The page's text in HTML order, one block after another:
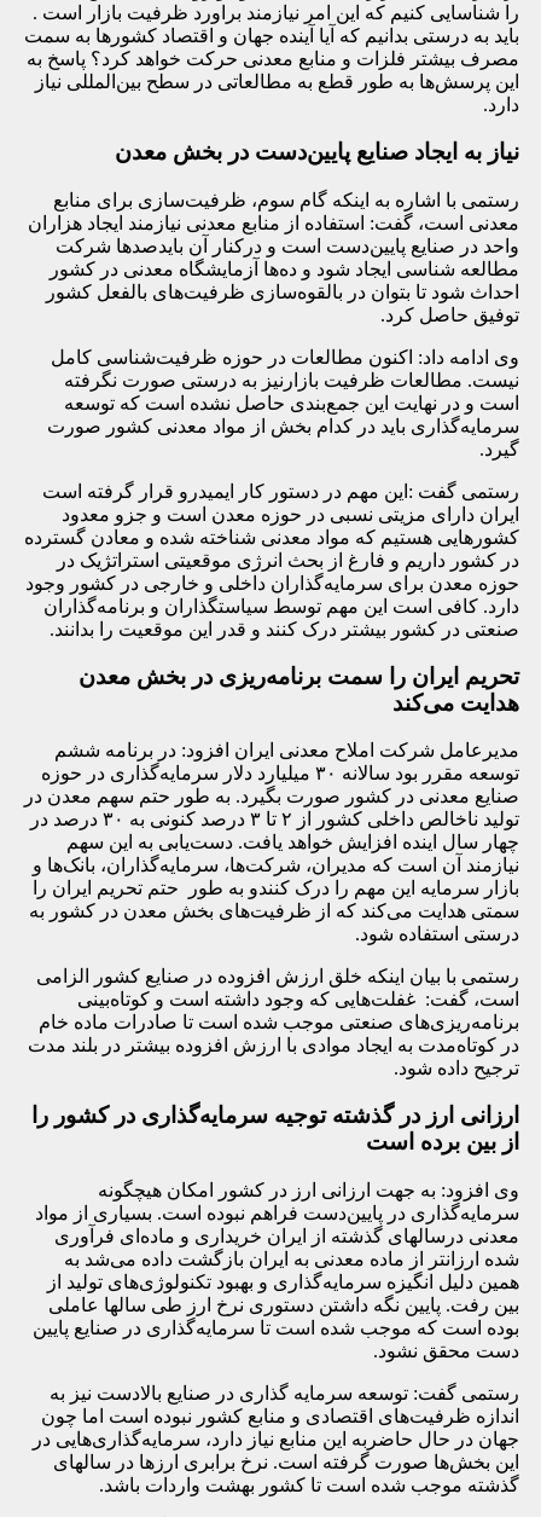
را شناسایی کنیم که این امر نیازمند براورد ظرفیت بازار است .
باید به درستی بدانیم که آیا آینده جهان و اقتصاد کشورها به سمت
مصرف بیشتر فلزات و منابع معدنی حرکت خواهد کرد؟ پاسخ به
این پرسش‌ها به طور قطع به مطالعاتی در سطح بین‌المللی نیاز
دارد.
نیاز به ایجاد صنایع پایین‌دست در بخش معدن
رستمی با اشاره به اینکه گام سوم، ظرفیت‌سازی برای منابع
معدنی است، گفت:‌ استفاده از منابع معدنی نیازمند ایجاد هزاران
واحد در صنایع پایین‌دست است و درکنار آن بایدصدها شرکت
مطالعه شناسی ایجاد شود و ده‌ها آزمایشگاه معدنی در کشور
احداث شود تا بتوان در بالقوه‌سازی ظرفیت‌های بالفعل کشور
توفیق حاصل کرد.
وی ادامه داد:‌ اکنون مطالعات در حوزه ظرفیت‌شناسی کامل
نیست. مطالعات ظرفیت بازارنیز به درستی صورت نگرفته
است و در نهایت این جمع‌بندی حاصل نشده است که توسعه
سرمایه‌گذاری باید در کدام بخش از مواد معدنی کشور صورت
گیرد.
رستمی گفت :‌این مهم در دستور کار ایمیدرو قرار گرفته است
ایران دارای مزیتی نسبی در حوزه معدن است و جزو معدود
کشورهایی هستیم که مواد معدنی شناخته شده و معادن گسترده
در کشور داریم و فارغ از بحث انرژی موقعیتی استراتژیک در
حوزه معدن برای سرمایه‌گذاران داخلی و خارجی در کشور وجود
دارد. کافی است این مهم توسط سیاستگذاران و برنامه‌گذاران
صنعتی در کشور بیشتر درک کنند و قدر این موقعیت را بدانند.
تحریم ایران را سمت برنامه‌ریزی در بخش معدن
هدایت می‌کند
مدیرعامل شرکت املاح معدنی ایران افزود: در برنامه ششم
توسعه مقرر بود سالانه ۳۰ میلیارد دلار سرمایه‌گذاری در حوزه
صنایع معدنی در کشور صورت بگیرد. به طور حتم سهم معدن در
تولید ناخالص داخلی کشور از ۲ تا ۳ درصد کنونی به ۳۰ درصد در
چهار سال اینده افزایش خواهد یافت. دست‌یابی به این سهم
نیازمند آن است که مدیران،‌ شرکت‌ها، سرمایه‌گذاران، بانک‌ها و
بازار سرمایه این مهم را درک کنندو به طور حتم تحریم ایران را
سمتی هدایت می‌کند که از ظرفیت‌های بخش معدن در کشور به
درستی استفاده شود.
رستمی با بیان اینکه خلق ارزش افزوده در صنایع کشور الزامی
است، گفت: غفلت‌هایی که وجود داشته است و کوتاه‌بینی
برنامه‌ریزی‌های صنعتی موجب شده است تا صادرات ماده خام
در کوتاه‌مدت به ایجاد موادی با ارزش افزوده بیشتر در بلند مدت
ترجیح داده شود.
ارزانی ارز در گذشته توجیه سرمایه‌گذاری در کشور را
از بین برده است
وی افزود: به جهت ارزانی ارز در کشور امکان هیچگونه
سرمایه‌گذاری در پایین‌دست فراهم نبوده است. بسیاری از مواد
معدنی درسالهای گذشته از ایران خریداری و ماده‌ای فرآوری
شده ارزانتر از ماده معدنی به ایران بازگشت داده می‌شد به
همین دلیل انگیزه سرمایه‌گذاری و بهبود تکنولوژی‌های تولید از
بین رفت. پایین نگه داشتن دستوری نرخ ارز طی سالها عاملی
بوده است که موجب شده است تا سرمایه‌گذاری در صنایع پایین
دست محقق نشود.
رستمی گفت: توسعه سرمایه گذاری در صنایع بالادست نیز به
اندازه ظرفیت‌های اقتصادی و منابع کشور نبوده است اما چون
جهان در حال حاضربه این منابع نیاز دارد، سرمایه‌گذاری‌هایی در
این بخش‌ها صورت گرفته است. نرخ برابری ارزها در سالهای
گذشته موجب شده است تا کشور بهشت واردات باشد.